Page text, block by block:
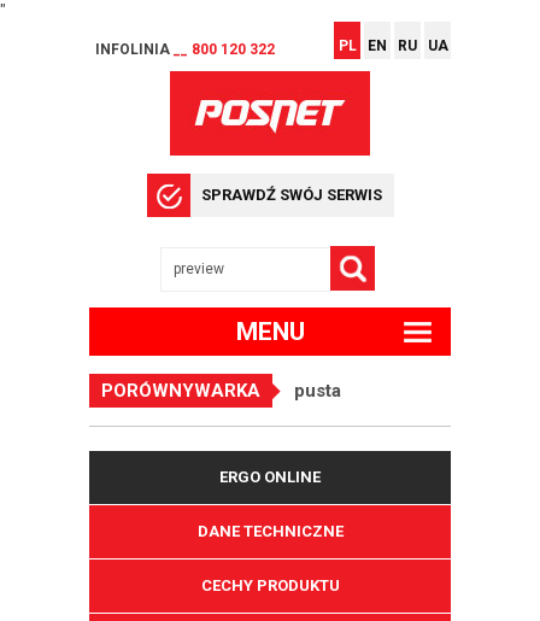
"
INFOLINIA __ 800 120 322 PL EN RU UA
SPRAWDŹ SWÓJ SERWIS
MENU
PORÓWNYWARKA pusta
ERGO ONLINE
DANE TECHNICZNE
CECHY PRODUKTU